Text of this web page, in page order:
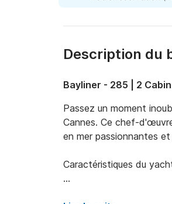
Description du
Bayliner - 285 | 2
Passez un moment
Cannes. Ce chef-
en mer passionnantes
Caractéristiques du